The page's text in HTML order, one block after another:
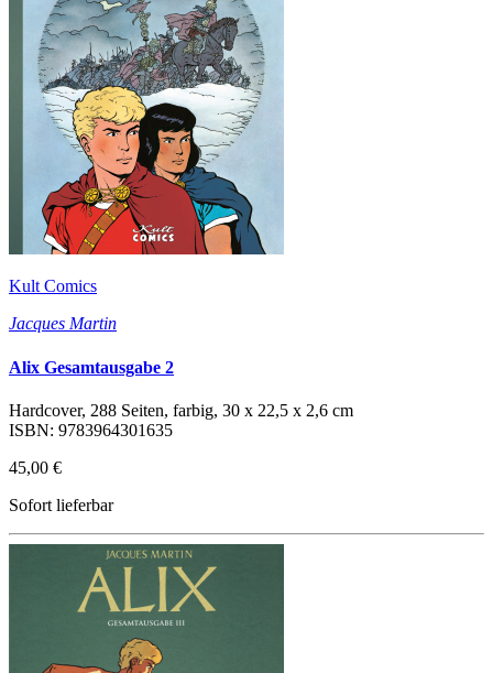
Kult Comics
Jacques Martin
Alix Gesamtausgabe 2
Hardcover, 288 Seiten, farbig, 30 x 22,5 x 2,6 cm
ISBN: 9783964301635
45,00 €
Sofort lieferbar